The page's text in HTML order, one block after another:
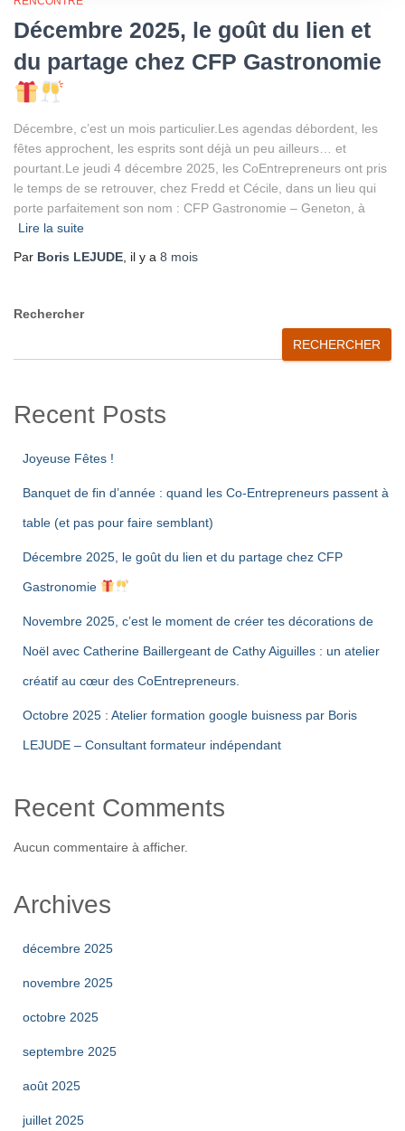
Décembre 2025, le goût du lien et
du partage chez CFP Gastronomie
Décembre, c’est un mois particulier.Les agendas débordent, les
fêtes approchent, les esprits sont déjà un peu ailleurs… et
pourtant.Le jeudi 4 décembre 2025, les CoEntrepreneurs ont pris
le temps de se retrouver, chez Fredd et Cécile, dans un lieu qui
porte parfaitement son nom : CFP Gastronomie – Geneton, à
Lire la suite
Par Boris LEJUDE , il y a 8 mois
Rechercher
RECHERCHER
Recent Posts
Joyeuse Fêtes !
Banquet de fin d’année : quand les Co-Entrepreneurs passent à
table (et pas pour faire semblant)
Décembre 2025, le goût du lien et du partage chez CFP
Gastronomie
Novembre 2025, c’est le moment de créer tes décorations de
Noël avec Catherine Baillergeant de Cathy Aiguilles : un atelier
créatif au cœur des CoEntrepreneurs.
Octobre 2025 : Atelier formation google buisness par Boris
LEJUDE – Consultant formateur indépendant
Recent Comments
Aucun commentaire à afficher.
Archives
décembre 2025
novembre 2025
octobre 2025
septembre 2025
août 2025
juillet 2025